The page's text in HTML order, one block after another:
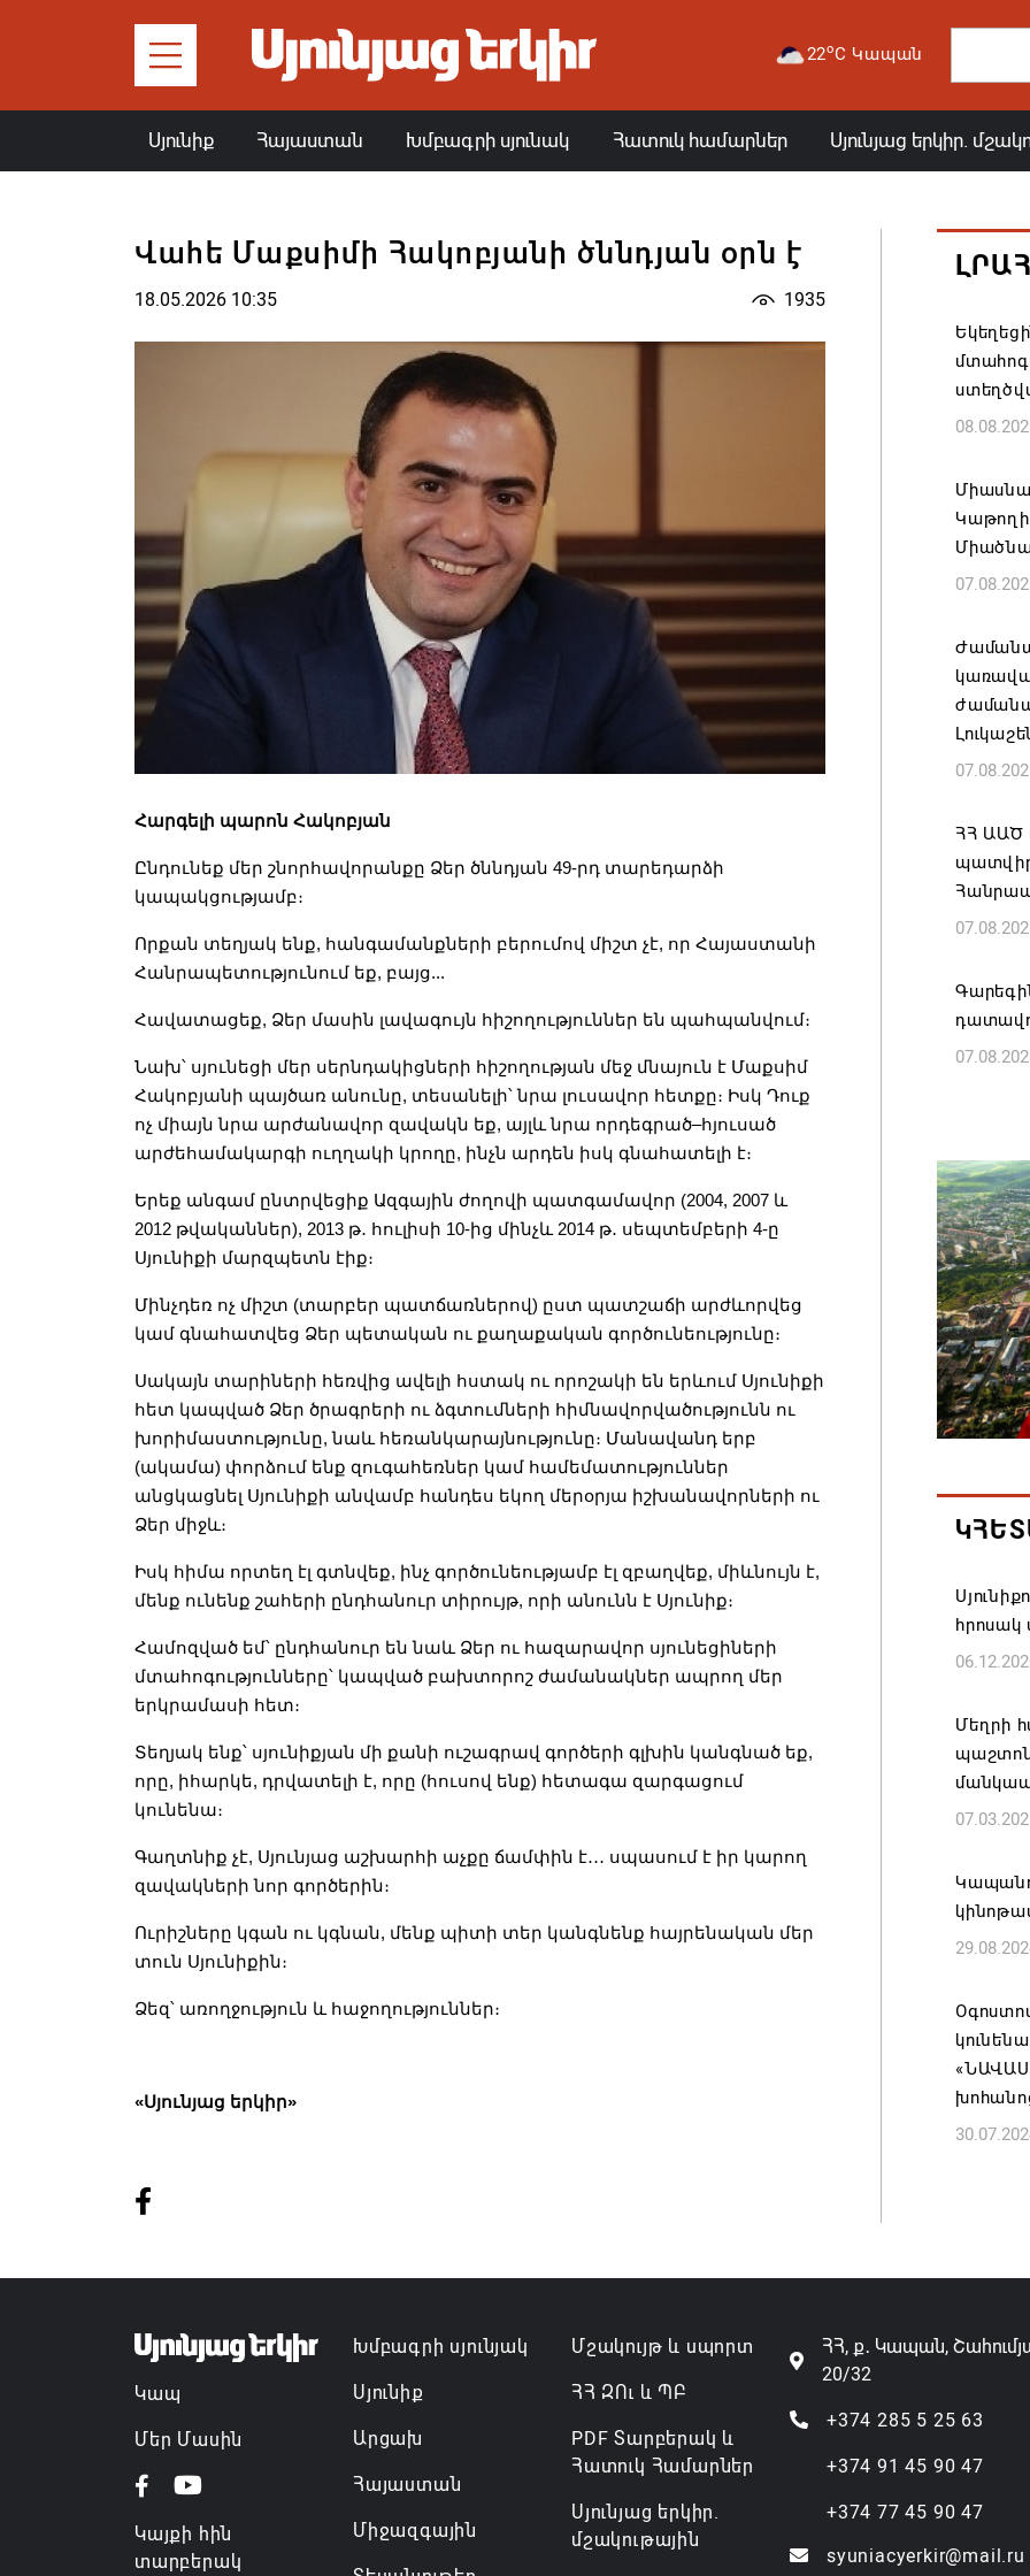
22oC Կապան
Սյունիք Հայաստան Խմբագրի սյունակ Հատուկ համարներ Սյունյաց երկիր.
Վահե Մաքսիմի Հակոբյանի ծննդյան օրն է
18.05.2026 10:35 1935
Հարգելի պարոն Հակոբյան
Ընդունեք մեր շնորհավորանքը Ձեր ծննդյան 49-րդ տարեդարձի
կապակցությամբ։
Որքան տեղյակ ենք, հանգամանքների բերումով միշտ չէ, որ Հայաստանի
Հանրապետությունում եք, բայց...
Հավատացեք, Ձեր մասին լավագույն հիշողություններ են պահպանվում։
Նախ՝ սյունեցի մեր սերնդակիցների հիշողության մեջ մնայուն է Մաքսիմ
Հակոբյանի պայծառ անունը, տեսանելի՝ նրա լուսավոր հետքը։ Իսկ Դուք
ոչ միայն նրա արժանավոր զավակն եք, այլև նրա որդեգրած–հյուսած
արժեհամակարգի ուղղակի կրողը, ինչն արդեն իսկ գնահատելի է։
Երեք անգամ ընտրվեցիք Ազգային ժողովի պատգամավոր (2004, 2007 և
2012 թվականներ), 2013 թ․ հուլիսի 10-ից մինչև 2014 թ․ սեպտեմբերի 4-ը
Սյունիքի մարզպետն էիք։
Մինչդեռ ոչ միշտ (տարբեր պատճառներով) ըստ պատշաճի արժևորվեց
կամ գնահատվեց Ձեր պետական ու քաղաքական գործունեությունը։
Սակայն տարիների հեռվից ավելի հստակ ու որոշակի են երևում Սյունիքի
հետ կապված Ձեր ծրագրերի ու ձգտումների հիմնավորվածությունն ու
խորիմաստությունը, նաև հեռանկարայնությունը։ Մանավանդ երբ
(ակամա) փորձում ենք զուգահեռներ կամ համեմատություններ
անցկացնել Սյունիքի անվամբ հանդես եկող մերօրյա իշխանավորների ու
Ձեր միջև։
Իսկ հիմա որտեղ էլ գտնվեք, ինչ գործունեությամբ էլ զբաղվեք, միևնույն է,
մենք ունենք շահերի ընդհանուր տիրույթ, որի անունն է Սյունիք։
Համոզված եմ՝ ընդհանուր են նաև Ձեր ու հազարավոր սյունեցիների
մտահոգությունները՝ կապված բախտորոշ ժամանակներ ապրող մեր
երկրամասի հետ։
Տեղյակ ենք՝ սյունիքյան մի քանի ուշագրավ գործերի գլխին կանգնած եք,
որը, իհարկե, դրվատելի է, որը (հուսով ենք) հետագա զարգացում
կունենա։
Գաղտնիք չէ, Սյունյաց աշխարհի աչքը ճամփին է․․․ սպասում է իր կարող
զավակների նոր գործերին։
Ուրիշները կգան ու կգնան, մենք պիտի տեր կանգնենք հայրենական մեր
տուն Սյունիքին։
Ձեզ՝ առողջություն և հաջողություններ։
«Սյունյաց երկիր»
ՀՀ ԱԱԾ
Հայ
և
նիստը
Կապան
է
Մեղրի
Կապ
Մեր Մասին
Կայքի հին
տարբերակ
Խմբագրի սյունյակ
Սյունիք
Արցախ
Հայաստան
Միջազգային
Մշակույթ և սպորտ
ՀՀ ԶՈւ և ՊԲ
PDF Տարբերակ և
Հատուկ Համարներ
Սյունյաց երկիր.
մշակութային
ՀՀ, ք․ Կապան,
20/32
+374 285 5 25 63
+374 91 45 90 47
+374 77 45 90 47
syuniacyerkir@mail.ru